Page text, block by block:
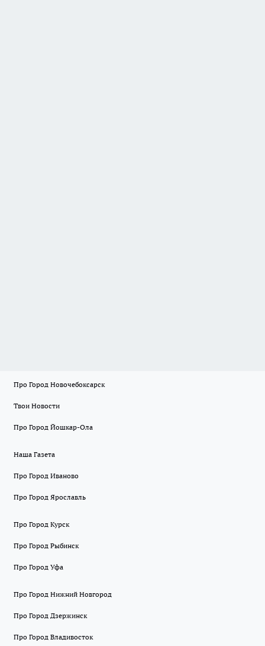
Про Город Новочебоксарск
Твои Новости
Про Город Йошкар-Ола
Наша Газета
Про Город Иваново
Про Город Ярославль
Про Город Курск
Про Город Рыбинск
Про Город Уфа
Про Город Нижний Новгород
Про Город Дзержинск
Про Город Владивосток